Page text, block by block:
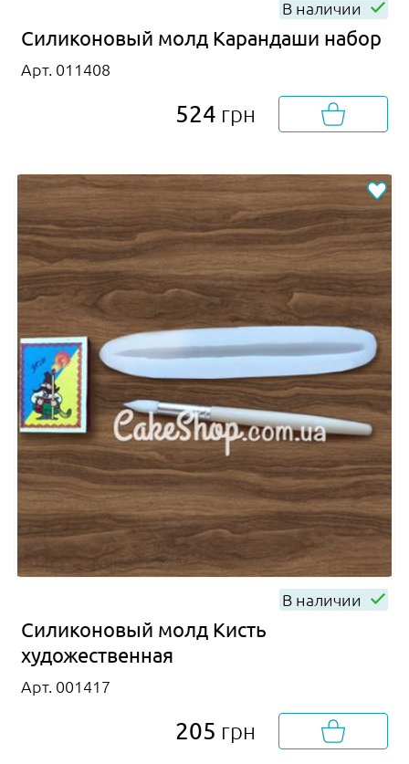
В наличии
Силиконовый молд Карандаши набор
Арт. 011408
524 грн
В наличии
Силиконовый молд Кисть
художественная
Арт. 001417
205 грн